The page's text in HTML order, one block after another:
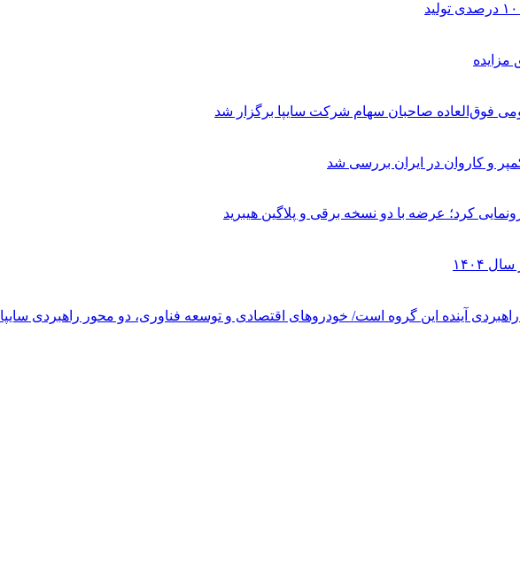
فوق‌العاده صاحبان سهام شرکت سایپا برگزار شد
و کاروان در ایران بررسی شد
آینده این گروه است/ خودروهای اقتصادی و توسعه فناوری، دو محور راهبردی سایپا